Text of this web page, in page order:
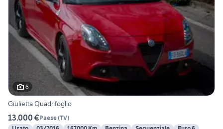
6
Giulietta Quadrifoglio
13.000 €Paese(TV)